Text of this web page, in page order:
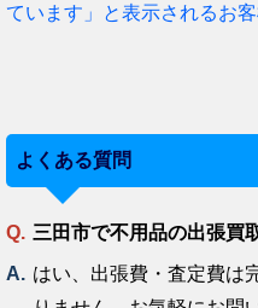
ています」と表示されるお
よくある質問
三田市で不用品の出張買
はい、出張費・査定費は